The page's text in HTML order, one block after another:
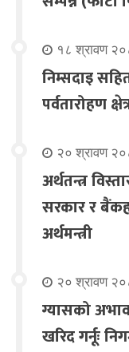
१८ श्रावण
निम्सदाइ
पर्वतारोहण
२० श्रावण
अर्थतन्त्र
सरकार र
अर्थमन्त्री
२० श्रावण
ग्यासको
खरिद गर्नूः